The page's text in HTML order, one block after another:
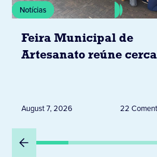
Notícias
Feira Municipal de
Artesanato reúne cerca
August 7, 2026 22